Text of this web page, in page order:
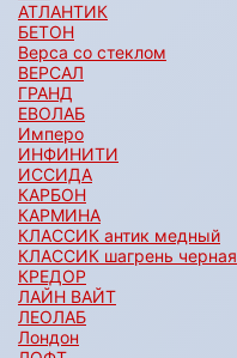
АТЛАНТИК
БЕТОН
Верса со стеклом
ВЕРСАЛ
ГРАНД
ЕВОЛАБ
Имперо
ИНФИНИТИ
ИССИДА
КАРБОН
КАРМИНА
КЛАССИК антик медный
КЛАССИК шагрень черная
КРЕДОР
ЛАЙН ВАЙТ
ЛЕОЛАБ
Лондон